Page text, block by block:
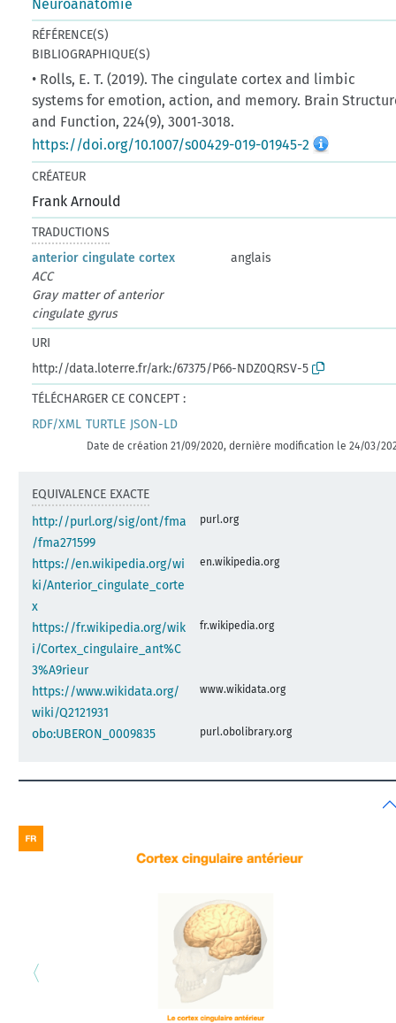
Neuroanatomie
RÉFÉRENCE(S)
BIBLIOGRAPHIQUE(S)
• Rolls, E. T. (2019). The cingulate cortex and limbic
systems for emotion, action, and memory. Brain
and Function, 224(9), 3001‑3018.
https://doi.org/10.1007/s00429-019-01945-2
CRÉATEUR
Frank Arnould
TRADUCTIONS
anterior cingulate cortex
anglais
ACC
Gray matter of anterior
cingulate gyrus
URI
http://data.loterre.fr/ark:/67375/P66-NDZ0QRSV-5
TÉLÉCHARGER CE CONCEPT :
RDF/XML TURTLE JSON-LD
Date de création 21/09/2020, dernière modification le 24/03/
EQUIVALENCE EXACTE
http://purl.org/sig/ont/fma
/fma271599
purl.org
https://en.wikipedia.org/wi
ki/Anterior_cingulate_corte
x
en.wikipedia.org
https://fr.wikipedia.org/wik
i/Cortex_cingulaire_ant%C
3%A9rieur
fr.wikipedia.org
https://www.wikidata.org/
wiki/Q2121931
www.wikidata.org
obo:UBERON_0009835 purl.obolibrary.org